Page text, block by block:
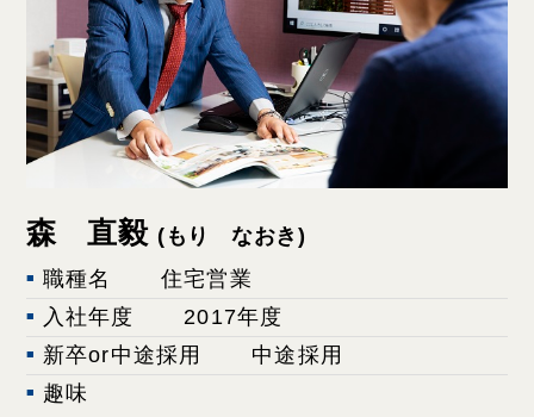
森 直毅 (もり なおき)
職種名
住宅営業
入社年度
2017年度
新卒or中途採用
中途採用
趣味